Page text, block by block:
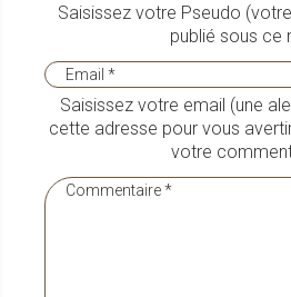
Saisissez votre Pseudo
publié sous ce
Saisissez votre email (une
cette adresse pour vous
votre